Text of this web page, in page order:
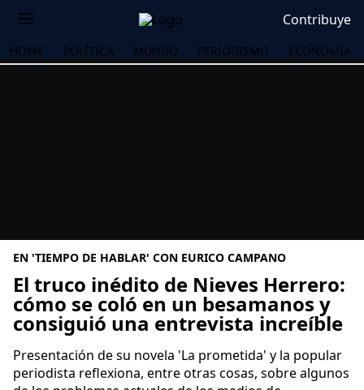
Contribuye
HOME POLÍTICA MUNDO PERIODISMO ECONOMÍA
EN 'TIEMPO DE HABLAR' CON EURICO CAMPANO
El truco inédito de Nieves Herrero:
cómo se coló en un besamanos y
consiguió una entrevista increíble
Presentación de su novela 'La prometida' y la popular
periodista reflexiona, entre otras cosas, sobre algunos